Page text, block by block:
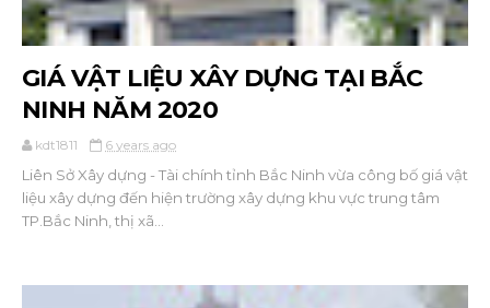
GIÁ VẬT LIỆU XÂY DỰNG TẠI BẮC
NINH NĂM 2020
kdt1811 6 years ago
Liên Sở Xây dựng - Tài chính tỉnh Bắc Ninh vừa công bố giá vật
liệu xây dựng đến hiện trường xây dựng khu vực trung tâm
TP.Bắc Ninh, thị xã...